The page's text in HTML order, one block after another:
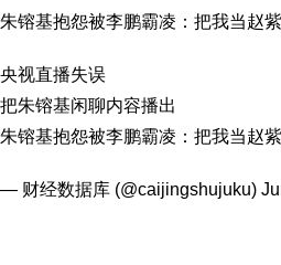
朱镕基抱怨被李鹏霸凌：把我当赵
央视直播失误
把朱镕基闲聊内容播出
朱镕基抱怨被李鹏霸凌：把我当赵
— 财经数据库 (@caijingshujuku)